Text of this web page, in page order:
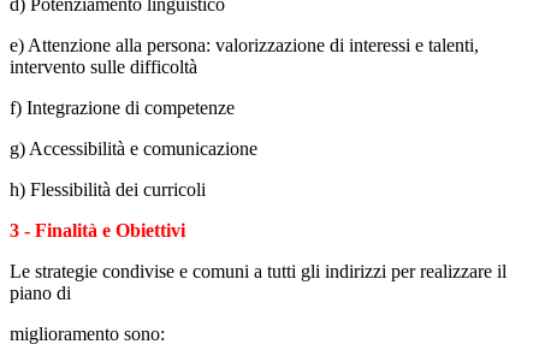
d) Potenziamento linguistico
e) Attenzione alla persona: valorizzazione di interessi e talenti,
intervento sulle difficoltà
f) Integrazione di competenze
g) Accessibilità e comunicazione
h) Flessibilità dei curricoli
3 - Finalità e Obiettivi
Le strategie condivise e comuni a tutti gli indirizzi per realizzare il
piano di
miglioramento sono: